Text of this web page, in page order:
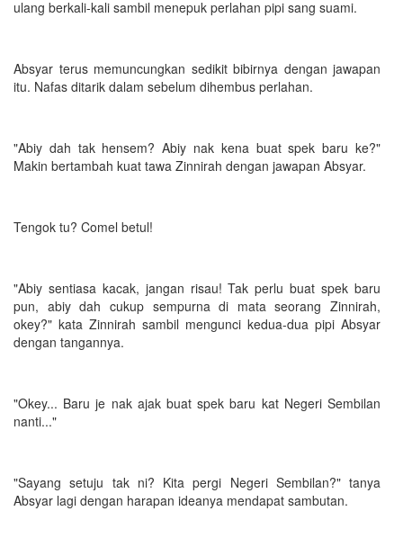
ulang berkali-kali sambil menepuk perlahan pipi sang suami.
Absyar terus memuncungkan sedikit bibirnya dengan jawapan
itu. Nafas ditarik dalam sebelum dihembus perlahan.
"Abiy dah tak hensem? Abiy nak kena buat spek baru ke?"
Makin bertambah kuat tawa Zinnirah dengan jawapan Absyar.
Tengok tu? Comel betul!
"Abiy sentiasa kacak, jangan risau! Tak perlu buat spek baru
pun, abiy dah cukup sempurna di mata seorang Zinnirah,
okey?" kata Zinnirah sambil mengunci kedua-dua pipi Absyar
dengan tangannya.
"Okey... Baru je nak ajak buat spek baru kat Negeri Sembilan
nanti..."
"Sayang setuju tak ni? Kita pergi Negeri Sembilan?" tanya
Absyar lagi dengan harapan ideanya mendapat sambutan.